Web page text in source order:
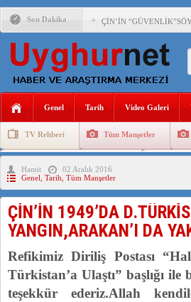
Son Dakika ÇİN’İN
ANAHTAR PARTİ
ÇİN’İN DOĞU
150 YILDIR
ÇİN’İN UYGUR
MHP’DEN URUMÇİ
Genel Tarih Video Galeri
TV Rehberi Tüm Manşetler
Uygurlarda Düğün ve Cenaze
Hamit
02 Aralık 2016
Genel Tarih Tüm Manşetler
ÇİN’İN 1949’DA
YANGIN,ARAKAN’I DA
Refikimiz Diriliş Postası
Türkistan’a Ulaştı” başlığı
teşekkür ederiz.Allah